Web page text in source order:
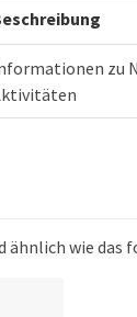
zu
ähnlich wie das